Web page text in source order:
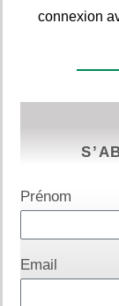
connexion
Prénom
Email